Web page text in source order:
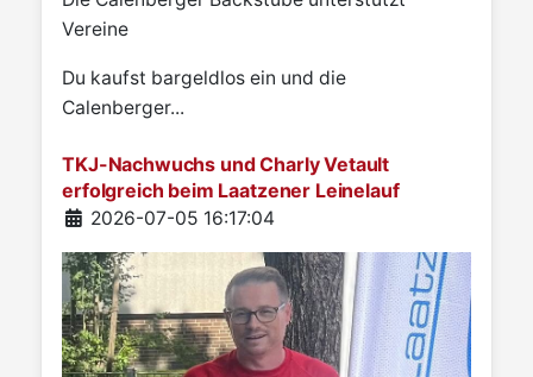
Vereine
Du kaufst bargeldlos ein und die
Calenberger...
TKJ-Nachwuchs und Charly Vetault
erfolgreich beim Laatzener Leinelauf
Details
2026-07-05 16:17:04